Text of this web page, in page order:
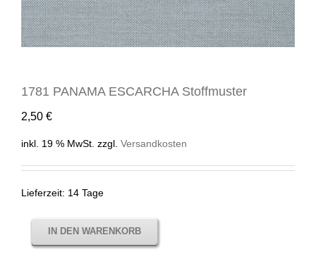
1781 PANAMA ESCARCHA Stoffmuster
2,50 €
inkl. 19 % MwSt. zzgl. Versandkosten
Lieferzeit: 14 Tage
IN DEN WARENKORB